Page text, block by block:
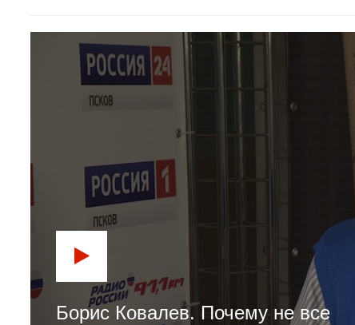
Борис Ковалев. Почему не все